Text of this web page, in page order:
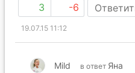
3 -6
19.07.15 11:12
Mild в ответ Яна